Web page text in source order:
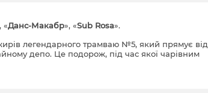
«Данс-Макабр», «Sub Rosa».
легендарного трамваю №5, який прямує від
депо. Це подорож, під час якої чарівним